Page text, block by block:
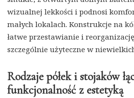
wizualnej lekkości i podnosi
małych lokalach. Konstrukcje na
łatwe przestawianie i
szczególnie użyteczne w
Rodzaje półek i stojaków
funkcjonalność z estetyką